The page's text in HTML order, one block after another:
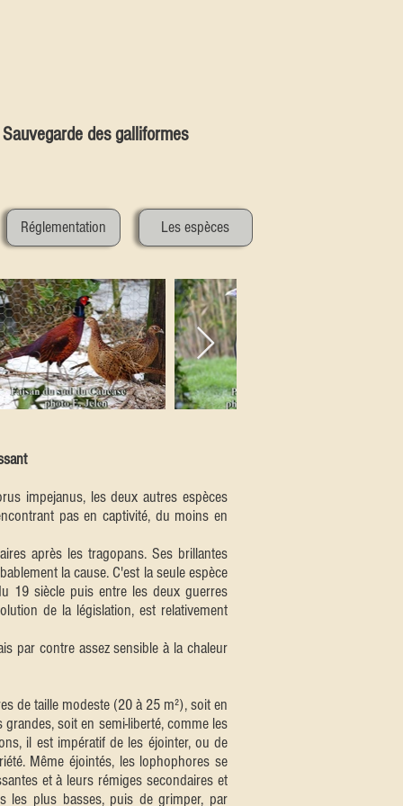
Sauvegarde des galliformes
Réglementation Les espèces
impejanus, les deux autres espèces
pas en captivité, du moins en
après les tragopans. Ses brillantes
la cause. C'est la seule espèce
19 siècle puis entre les deux guerres
de la législation, est relativement
par contre assez sensible à la chaleur
de taille modeste (20 à 25 m²), soit en
soit en semi-liberté, comme les
il est impératif de les éjointer, ou de
Même éjointés, les lophophores se
et à leurs rémiges secondaires et
les plus basses, puis de grimper, par